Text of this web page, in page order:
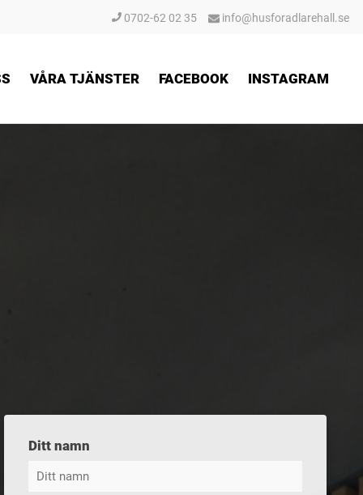
0702-62 02 35 info@husforadlarehall.se
VÅRA TJÄNSTER FACEBOOK INSTAGRAM
Ditt namn